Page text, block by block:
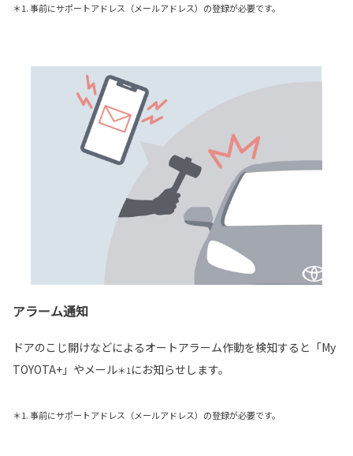
＊1. 事前にサポートアドレス（メールアドレス）の登録が必要です。
アラーム通知
ドアのこじ開けなどによるオートアラーム作動を検知すると「My
TOYOTA+」やメール＊1 にお知らせします。
＊1. 事前にサポートアドレス（メールアドレス）の登録が必要です。